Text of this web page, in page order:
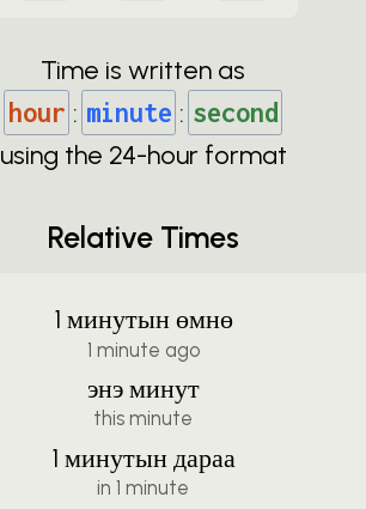
Time is written as
hour : minute : second
using the 24-hour format
Relative Times
1 минутын өмнө
1 minute ago
энэ минут
this minute
1 минутын дараа
in 1 minute